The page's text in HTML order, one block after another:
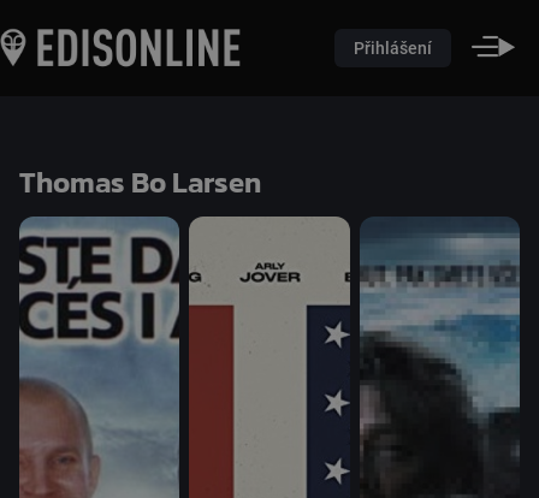
Přihlášení
Thomas Bo Larsen